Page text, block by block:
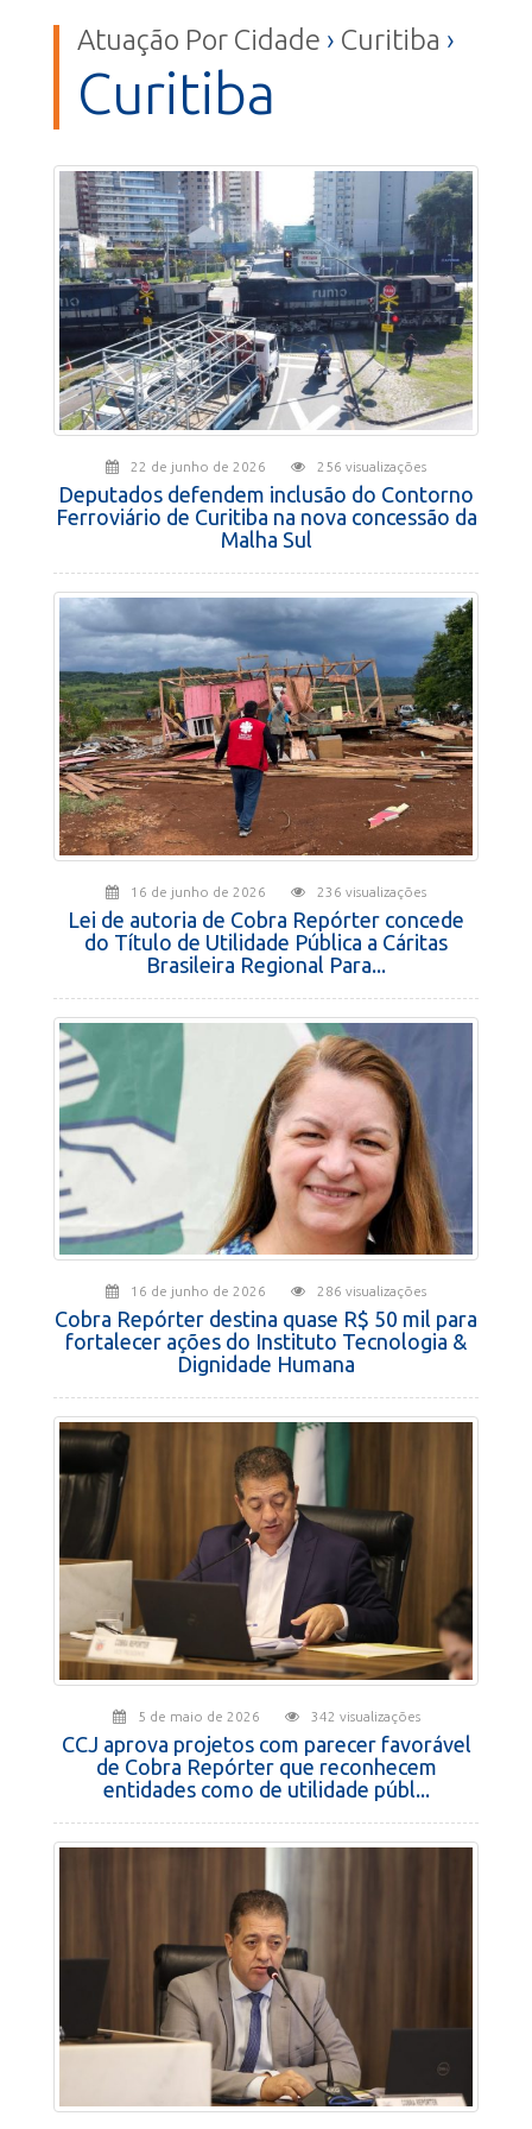
Atuação Por Cidade › Curitiba ›
Curitiba
22 de junho de 2026 256 visualizações
Deputados defendem inclusão do Contorno
Ferroviário de Curitiba na nova concessão da
Malha Sul
16 de junho de 2026 236 visualizações
Lei de autoria de Cobra Repórter concede
do Título de Utilidade Pública a Cáritas
Brasileira Regional Para...
16 de junho de 2026 286 visualizações
Cobra Repórter destina quase R$ 50 mil para
fortalecer ações do Instituto Tecnologia &
Dignidade Humana
5 de maio de 2026 342 visualizações
CCJ aprova projetos com parecer favorável
de Cobra Repórter que reconhecem
entidades como de utilidade públ...